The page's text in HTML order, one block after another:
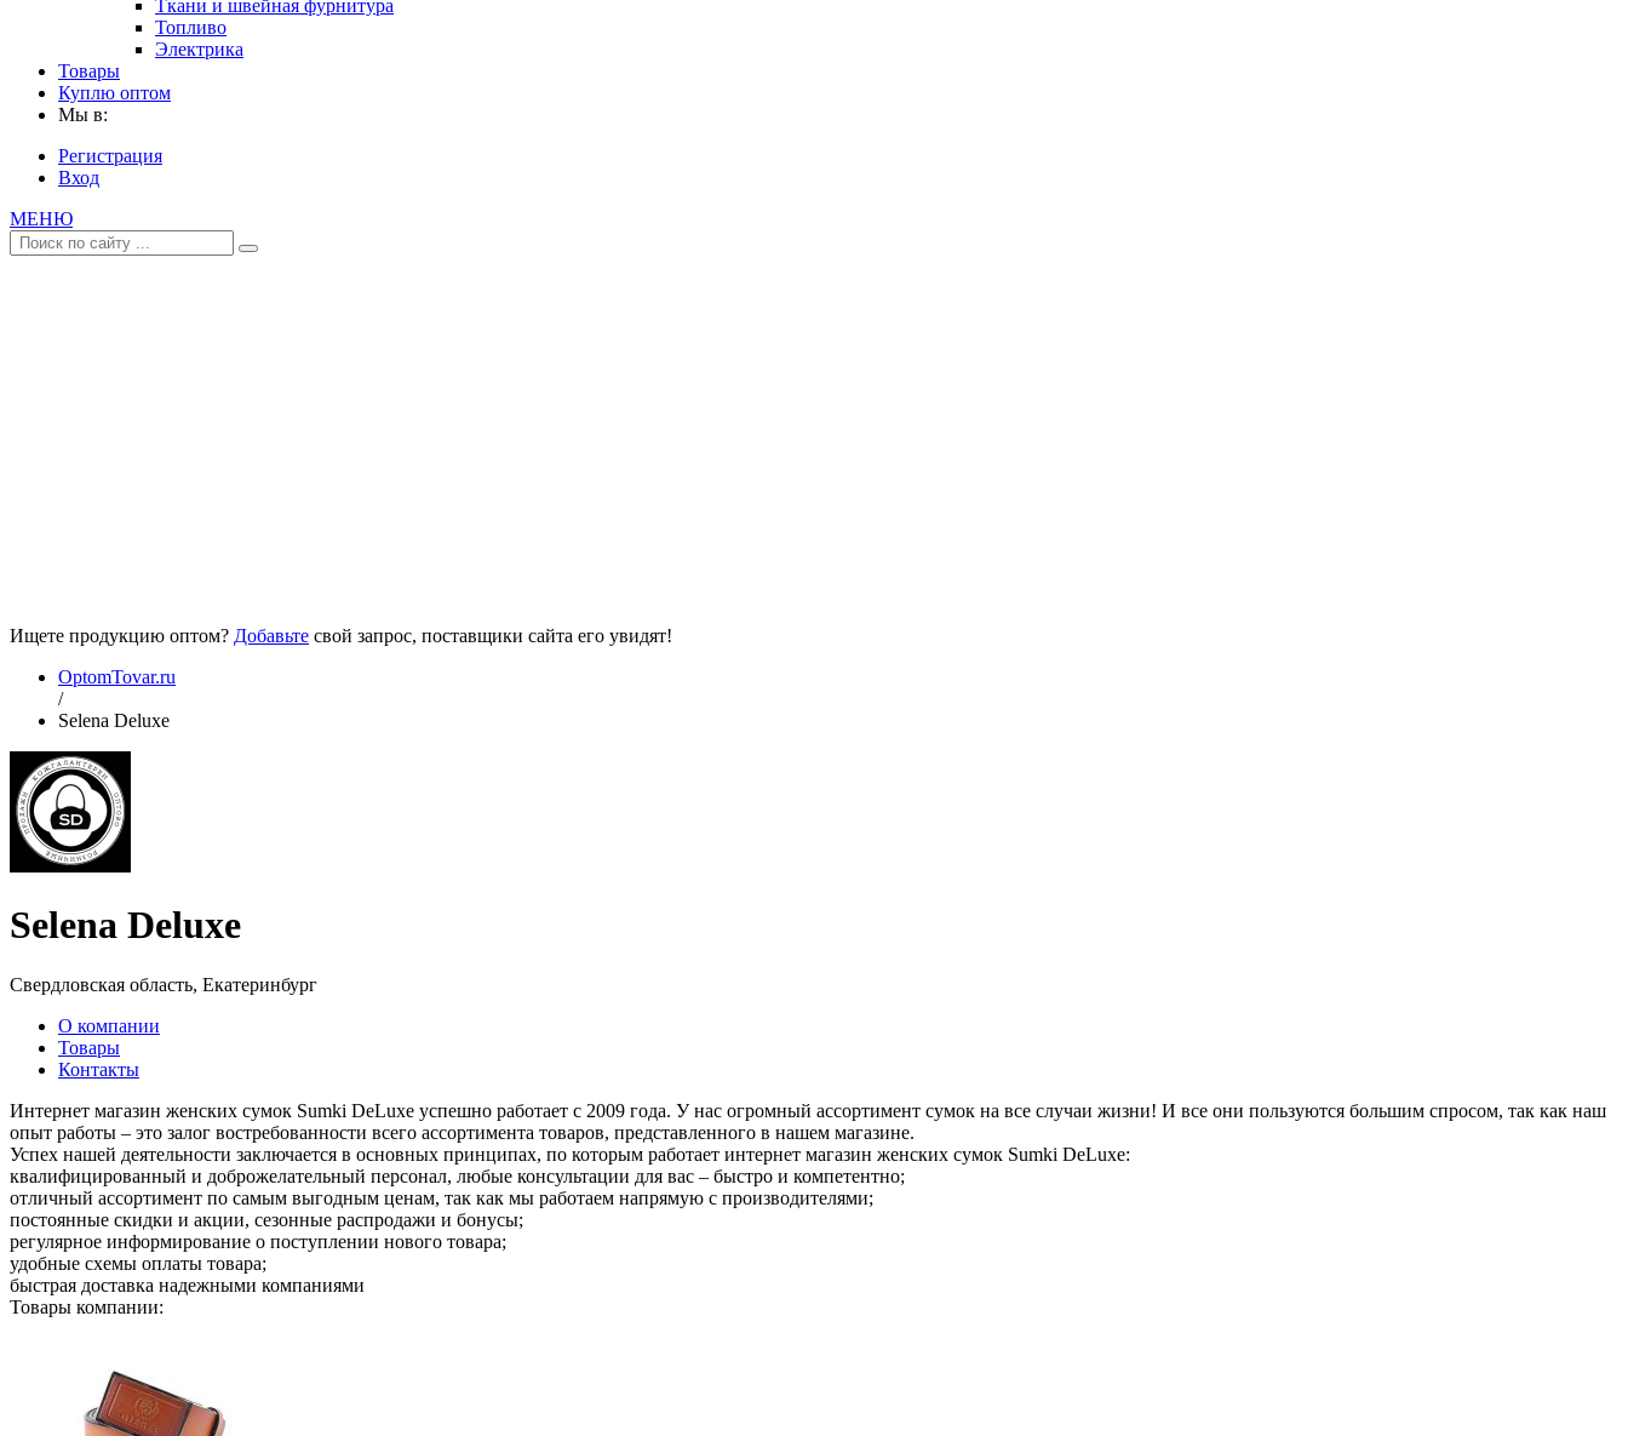
Ткани и швейная фурнитура
Топливо
Электрика
Товары
Куплю оптом
Мы в:
Регистрация
Вход
МЕНЮ
Ищете продукцию оптом? Добавьте свой запрос, поставщики сайта его увидят!
OptomTovar.ru
/
Selena Deluxe
Selena Deluxe
Свердловская область, Екатеринбург
О компании
Товары
Контакты
Интернет магазин женских сумок Sumki DeLuxe успешно работает с 2009 года. У нас огромный ассортимент сумок на все случаи жизни! И все они пользуются большим спросом, так как наш
опыт работы – это залог востребованности всего ассортимента товаров, представленного в нашем магазине.
Успех нашей деятельности заключается в основных принципах, по которым работает интернет магазин женских сумок Sumki DeLuxe:
квалифицированный и доброжелательный персонал, любые консультации для вас – быстро и компетентно;
отличный ассортимент по самым выгодным ценам, так как мы работаем напрямую с производителями;
постоянные скидки и акции, сезонные распродажи и бонусы;
регулярное информирование о поступлении нового товара;
удобные схемы оплаты товара;
быстрая доставка надежными компаниями
Товары компании: